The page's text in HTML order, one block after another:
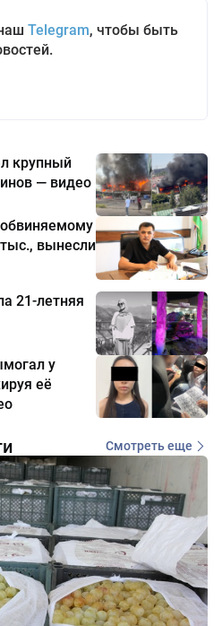
Telegram, чтобы быть
крупный
— видео
вынесли
21-летняя
у
её
Смотреть еще